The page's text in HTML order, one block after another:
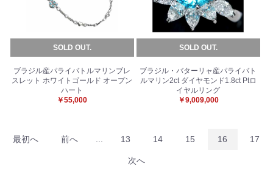
SOLD OUT.
ブラジル産パライバトルマリンブレ
スレット ホワイトゴールド オープン
ハート
￥55,000
SOLD OUT.
ブラジル・バターリャ産パライバト
ルマリン2ct ダイヤモンド1.8ct Ptロ
イヤルリング
￥9,009,000
最初へ 前へ 13 14 15 16 17
次へ